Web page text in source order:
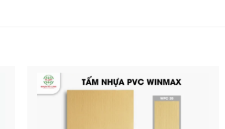
film pvc được thiết kế mô phỏng
lượn mềm mại. Mỗi chi tiết vân đều